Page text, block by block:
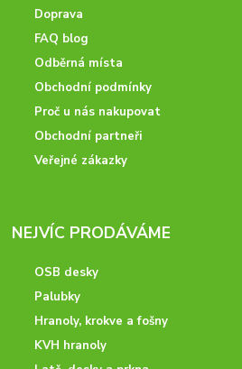
Doprava
FAQ blog
Odběrná místa
Obchodní podmínky
Proč u nás nakupovat
Obchodní partneři
Veřejné zákazky
NEJVÍC PRODÁVÁME
OSB desky
Palubky
Hranoly, krokve a fošny
KVH hranoly